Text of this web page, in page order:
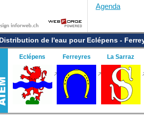
Agenda
Distribution de l'eau pour Eclépens -
Eclépens Ferreyres La Sarraz